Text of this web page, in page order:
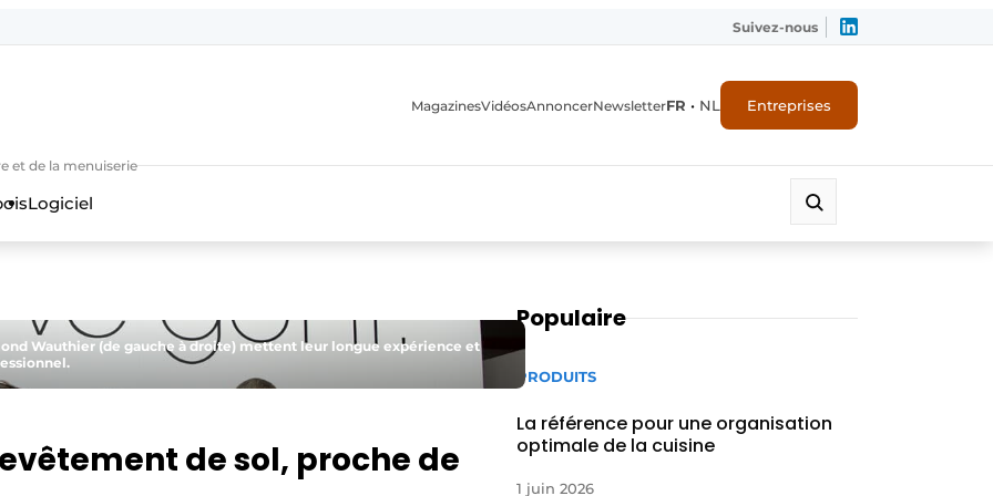
Suivez-nous
et de la menuiserie
MagazinesVidéosAnnoncerNewsletterFR • NL Entreprises
Logiciel
Wauthier (de gauche à droite) mettent leur longue expérience et
de sol, proche de
Populaire
PRODUITS
La référence pour une organisation
optimale de la cuisine
1 juin 2026